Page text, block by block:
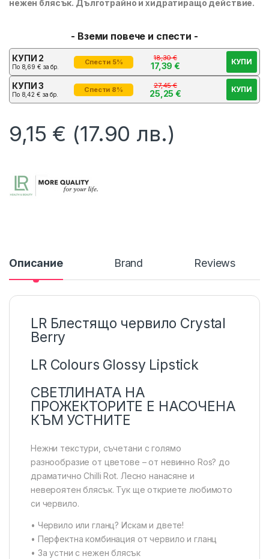
нежен блясък. Дълготрайно и хидратиращо действие.
- Вземи повече и спести -
КУПИ 2
По 8,69 € за бр.
Спести 5% 18,30€
17,39€ КУПИ
КУПИ 3
По 8,42 € за бр.
Спести 8% 27,45€
25,25€ КУПИ
9,15 € (17.90 лв.)
Описание Brand Reviews
LR Блестящо червило Crystal
Berry
LR Colours Glossy Lipstick
СВЕТЛИНАТА НА
ПРОЖЕКТОРИТЕ Е НАСОЧЕНА
КЪМ УСТНИТЕ
Нежни текстури, съчетани с голямо
разнообразие от цветове – от невинно Ros? до
драматично Chilli Rot. Лесно нанасяне и
невероятен блясък. Тук ще откриете любимото
си червило.
• Червило или гланц? Искам и двете!
• Перфектна комбинация от червило и гланц
• За устни с нежен блясък